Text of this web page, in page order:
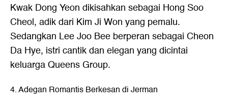
Kwak Dong Yeon dikisahkan sebagai Hong Soo
Cheol, adik dari Kim Ji Won yang pemalu.
Sedangkan Lee Joo Bee berperan sebagai Cheon
Da Hye, istri cantik dan elegan yang dicintai
keluarga Queens Group.
4. Adegan Romantis Berkesan di Jerman